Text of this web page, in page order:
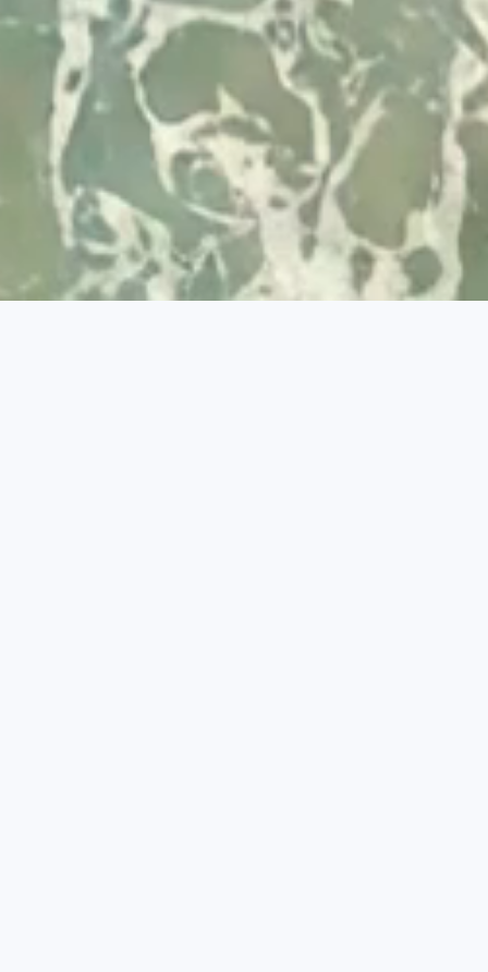
Desenvolvido por
© 2026 Visit Albufeira